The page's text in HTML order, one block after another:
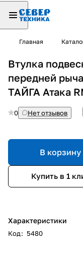
Главная
Втулка
передней
ТАЙГА Атака
0 Нет отзывов
В корзину
Купить в 1
Характеристики
Код: 5480